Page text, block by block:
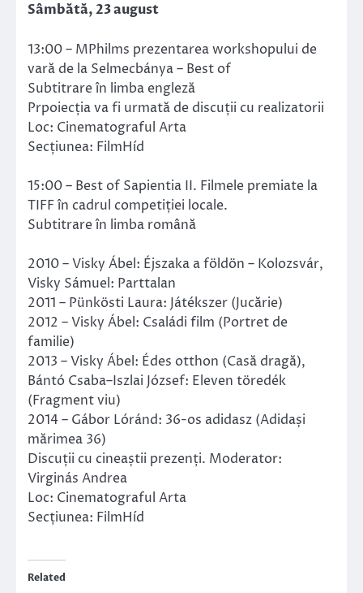
Sâmbătă, 23 august
13:00 – MPhilms prezentarea workshopului de
vară de la Selmecbánya – Best of
Subtitrare în limba engleză
Prpoiecția va fi urmată de discuții cu realizatorii
Loc: Cinematograful Arta
Secțiunea: FilmHíd
15:00 – Best of Sapientia II. Filmele premiate la
TIFF în cadrul competiției locale.
Subtitrare în limba română
2010 – Visky Ábel: Éjszaka a földön – Kolozsvár,
Visky Sámuel: Parttalan
2011 – Pünkösti Laura: Játékszer (Jucărie)
2012 – Visky Ábel: Családi film (Portret de
familie)
2013 – Visky Ábel: Édes otthon (Casă dragă),
Bántó Csaba–Iszlai József: Eleven töredék
(Fragment viu)
2014 – Gábor Lóránd: 36-os adidasz (Adidași
mărimea 36)
Discuții cu cineaștii prezenți. Moderator:
Virginás Andrea
Loc: Cinematograful Arta
Secțiunea: FilmHíd
Related